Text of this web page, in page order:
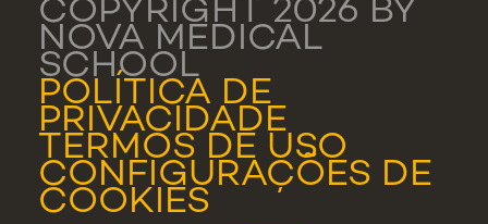
COPYRIGHT 2026 BY
NOVA MEDICAL
SCHOOL
POLÍTICA DE
PRIVACIDADE
TERMOS DE USO
CONFIGURAÇÕES DE
COOKIES